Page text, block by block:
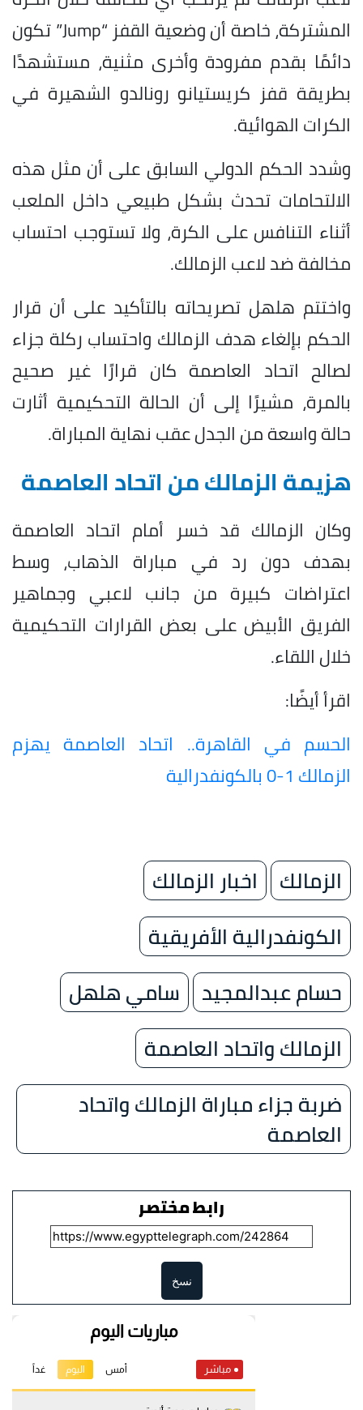
المشتركة، خاصة أن وضعية القفز “Jump” تكون
دائمًا بقدم مفرودة وأخرى مثنية، مستشهدًا
بطريقة قفز كريستيانو رونالدو الشهيرة في
الكرات الهوائية.
وشدد الحكم الدولي السابق على أن مثل هذه
الالتحامات تحدث بشكل طبيعي داخل الملعب
أثناء التنافس على الكرة، ولا تستوجب احتساب
مخالفة ضد لاعب الزمالك.
واختتم هلهل تصريحاته بالتأكيد على أن قرار
الحكم بإلغاء هدف الزمالك واحتساب ركلة جزاء
لصالح اتحاد العاصمة كان قرارًا غير صحيح
بالمرة، مشيرًا إلى أن الحالة التحكيمية أثارت
حالة واسعة من الجدل عقب نهاية المباراة.
هزيمة الزمالك من اتحاد العاصمة
وكان الزمالك قد خسر أمام اتحاد العاصمة
بهدف دون رد في مباراة الذهاب، وسط
اعتراضات كبيرة من جانب لاعبي وجماهير
الفريق الأبيض على بعض القرارات التحكيمية
خلال اللقاء.
اقرأ أيضًا:
الحسم في القاهرة.. اتحاد العاصمة يهزم
الزمالك 1-0 بالكونفدرالية
الزمالك
اخبار الزمالك
الكونفدرالية الأفريقية
حسام عبدالمجيد
سامي هلهل
الزمالك واتحاد العاصمة
ضربة جزاء مباراة الزمالك واتحاد
العاصمة
رابط مختصر
نسخ